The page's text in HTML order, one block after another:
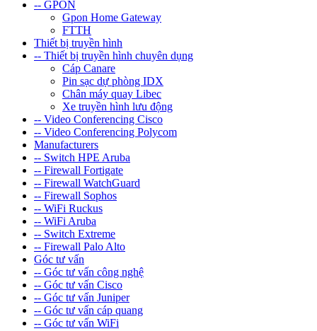
-- GPON
Gpon Home Gateway
FTTH
Thiết bị truyền hình
-- Thiết bị truyền hình chuyên dụng
Cáp Canare
Pin sạc dự phòng IDX
Chân máy quay Libec
Xe truyền hình lưu động
-- Video Conferencing Cisco
-- Video Conferencing Polycom
Manufacturers
-- Switch HPE Aruba
-- Firewall Fortigate
-- Firewall WatchGuard
-- Firewall Sophos
-- WiFi Ruckus
-- WiFi Aruba
-- Switch Extreme
-- Firewall Palo Alto
Góc tư vấn
-- Góc tư vấn công nghệ
-- Góc tư vấn Cisco
-- Góc tư vấn Juniper
-- Góc tư vấn cáp quang
-- Góc tư vấn WiFi